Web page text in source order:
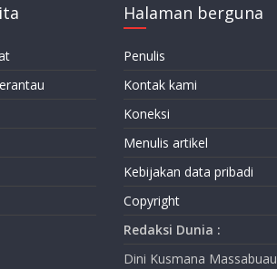
Halaman berguna
Penulis
Kontak kami
Koneksi
Menulis artikel
Kebijakan data pribadi
Copyright
Redaksi Dunia :
Dini Kusmana Massabuau